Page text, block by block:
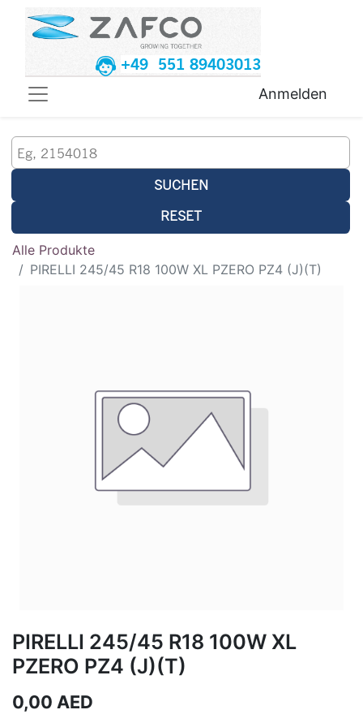
+49 551 89403013
Anmelden
SUCHEN
RESET
Alle Produkte
PIRELLI 245/45 R18 100W XL PZERO PZ4 (J)(T)
PIRELLI 245/45 R18 100W XL
PZERO PZ4 (J)(T)
0,00 AED